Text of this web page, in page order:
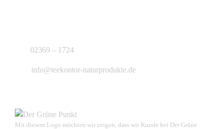
02369 – 1724
info@teekontor-naturprodukte.de
Mit diesem Logo möchten wir zeigen, dass wir Kunde bei Der Grüne